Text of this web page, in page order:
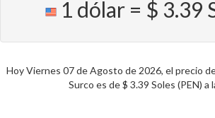
1 dólar = $ 3.39
Hoy Viernes 07 de Agosto de 2026, el precio
Surco es de $ 3.39 Soles (PEN) a